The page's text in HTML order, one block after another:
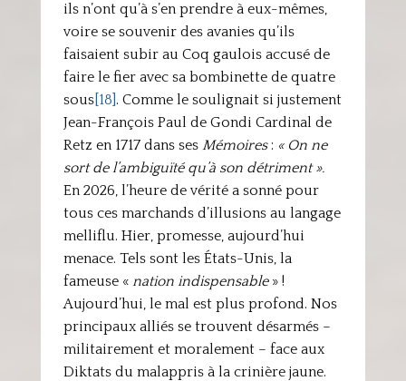
ils n’ont qu’à s’en prendre à eux-mêmes,
voire se souvenir des avanies qu’ils
faisaient subir au Coq gaulois accusé de
faire le fier avec sa bombinette de quatre
sous[18]. Comme le soulignait si justement
Jean-François Paul de Gondi Cardinal de
Retz en 1717 dans ses Mémoires: « On ne
sort de l’ambiguïté qu’à son détriment ».
En 2026, l’heure de vérité a sonné pour
tous ces marchands d’illusions au langage
melliflu. Hier, promesse, aujourd’hui
menace. Tels sont les États-Unis, la
fameuse « nation indispensable» !
Aujourd’hui, le mal est plus profond. Nos
principaux alliés se trouvent désarmés –
militairement et moralement – face aux
Diktats du malappris à la crinière jaune.